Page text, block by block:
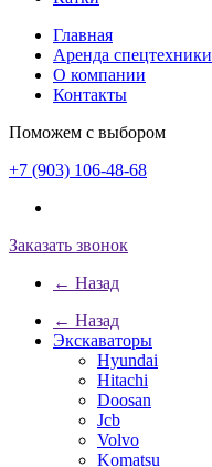
Главная
Аренда спецтехники
О компании
Контакты
Поможем с выбором
+7 (903) 106-48-68
Заказать звонок
← Назад
← Назад
Экскаваторы
Hyundai
Hitachi
Doosan
Jcb
Volvo
Komatsu